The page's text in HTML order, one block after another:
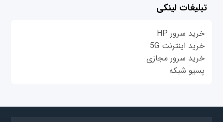
تبلیغات لینکی
خرید سرور HP
خرید اینترنت 5G
خرید سرور مجازی
پسیو شبکه